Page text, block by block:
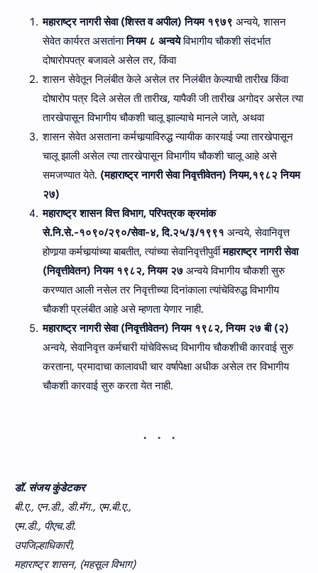
महाराष्ट्र नागरी सेवा (शिस्त व अपील) नियम १९७९ अन्‍वये, शासन
सेवेत कार्यरत असतांनानियम ८ अन्‍वयेविभागीय चौकशी संदर्भात
दोषारोपपत्र बजावले असेल तर, किंवा
शासन सेवेतून निलंबीत केले असेल तर निलंबीत केल्याची तारीख किंवा
दोषारोप पत्र दिले असेल ती तारीख, यापैकी जी तारीख अगोदर असेल त्या
तारखेपासून विभागीय चौकशी चालू झाल्याचे मानले जाते, अथवा
शासन सेवेत असताना कर्मचार्‍याविरुद्ध न्यायीक कारयाई ज्या तारखेपासून
चालू झाली असेल त्या तारखेपासून विभागीय चौकशी चालू आहे असे
समजण्यात येते. (महाराष्ट्र नागरी सेवा निवृत्तीवेतन) नियम,१९८२ नियम
२७)
महाराष्ट्र शासन वित्त विभाग, परिपत्रक क्रमांक
से.नि.से.-१०९०/२९०/सेवा-४, दि.२५/३/१९९१ अन्‍वये, सेवानिवृत्त
होणार्‍या कर्मचार्‍यांच्या बाबतीत, त्यांच्या सेवानिवृत्तीपुर्वीमहाराष्ट्र नागरी सेवा
(निवृत्तीवेतन) नियम १९८२, नियम २७ अन्‍वये विभागीय चौकशी सुरु
करण्यात आली नसेल तर निवृत्तीच्या दिनांकाला त्यांचेविरुद्ध विभागीय
चौकशी प्रलंबीत आहे असे म्हणता येणार नाही.
महाराष्ट्र नागरी सेवा (निवृत्तीवेतन) नियम १९८२, नियम २७ बी (२)
अन्‍वये, सेवानिवृत्त कर्मचारी यांचेविरूध्‍द विभागीय चौकशीची कारवाई सुरु
करताना, प्रमादाचा कालावधी चार वर्षापेक्षा अधीक असेल तर विभागीय
चौकशी कारवाई सुरु करता येत नाही.
डॉ. संजय कुंडेटकर
बी.ए., एन.डी., डी.मॅग., एम.बी.ए.,
एम.डी., पीएच.डी.
उपजिल्हाधिकारी,
महाराष्ट्र शासन, (महसूल विभाग)